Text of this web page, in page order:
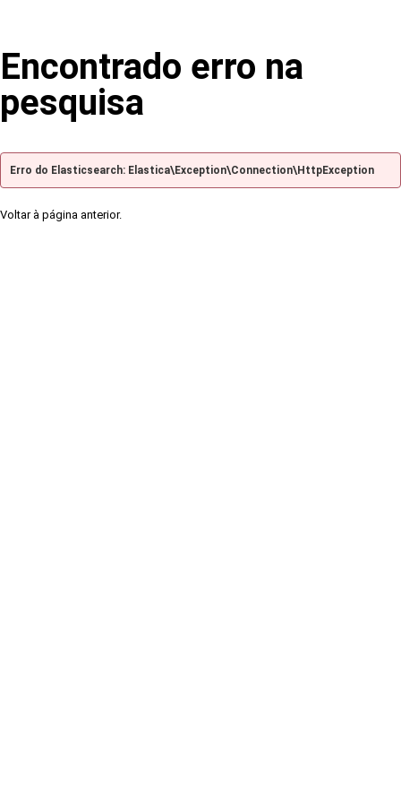
Encontrado erro na
pesquisa
Erro do Elasticsearch: Elastica\Exception\Connection\HttpException
Voltar à página anterior.